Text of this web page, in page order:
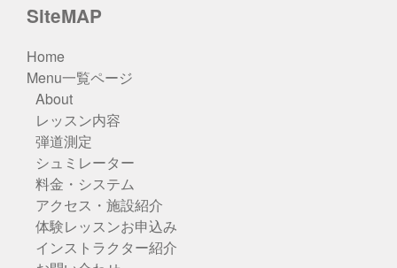
SiteMAP
Home
Menu一覧ページ
About
レッスン内容
弾道測定
シュミレーター
料金・システム
アクセス・施設紹介
体験レッスンお申込み
インストラクター紹介